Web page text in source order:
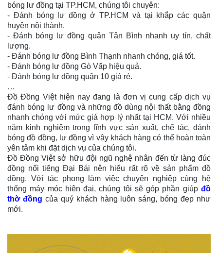
bóng lư đồng tại TP.HCM, chúng tôi chuyên:
- Đánh bóng lư đồng ở TP.HCM và tại khắp các quận
huyện nội thành.
- Đánh bóng lư đồng quận Tân Bình nhanh uy tín, chất
lượng.
- Đánh bóng lư đồng Bình Thạnh nhanh chóng, giá tốt.
- Đánh bóng lư đồng Gò Vấp hiệu quả.
- Đánh bóng lư đồng quận 10 giá rẻ.
…
Đồ Đồng Việt hiện nay đang là đơn vị cung cấp dịch vụ
đánh bóng lư đồng và những đồ dùng nội thất bằng đồng
nhanh chóng với mức giá hợp lý nhất tại HCM. Với nhiều
năm kinh nghiệm trong lĩnh vực sản xuất, chế tác, đánh
bóng đồ đồng, lư đồng vì vậy khách hàng có thể hoàn toàn
yên tâm khi đặt dịch vụ của chúng tôi.
Đồ Đồng Việt sở hữu đội ngũ nghệ nhân đến từ làng đúc
đồng nổi tiếng Đại Bái nên hiểu rất rõ về sản phẩm đồ
đồng. Với tác phong làm việc chuyên nghiệp cùng hệ
thống máy móc hiện đại, chúng tôi sẽ góp phần giúp đồ
thờ đồng của quý khách hàng luôn sáng, bóng đẹp như
mới.